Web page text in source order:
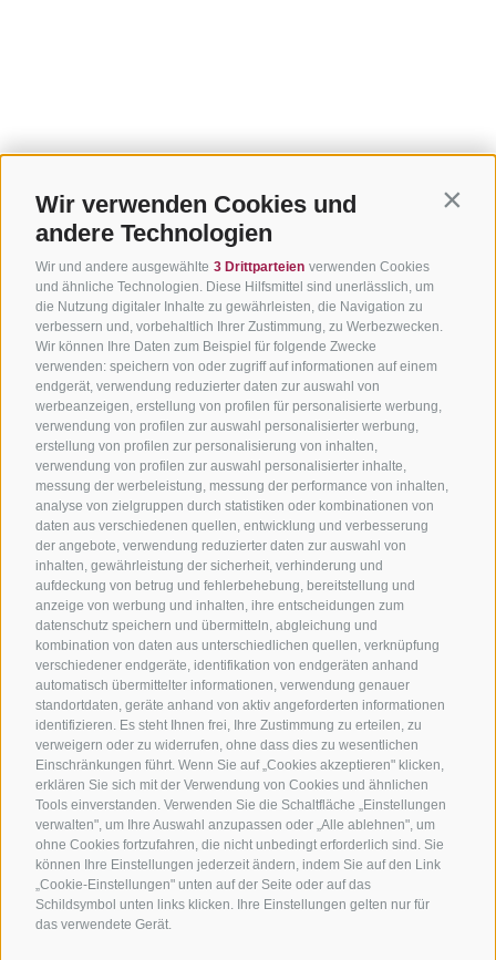
Wir verwenden Cookies und
andere Technologien
Wir und andere ausgewählte 3 Drittparteien verwenden Cookies
und ähnliche Technologien. Diese Hilfsmittel sind unerlässlich, um
die Nutzung digitaler Inhalte zu gewährleisten, die Navigation zu
verbessern und, vorbehaltlich Ihrer Zustimmung, zu Werbezwecken.
Wir können Ihre Daten zum Beispiel für folgende Zwecke
verwenden: speichern von oder zugriff auf informationen auf einem
endgerät, verwendung reduzierter daten zur auswahl von
werbeanzeigen, erstellung von profilen für personalisierte werbung,
verwendung von profilen zur auswahl personalisierter werbung,
erstellung von profilen zur personalisierung von inhalten,
verwendung von profilen zur auswahl personalisierter inhalte,
messung der werbeleistung, messung der performance von inhalten,
analyse von zielgruppen durch statistiken oder kombinationen von
daten aus verschiedenen quellen, entwicklung und verbesserung
der angebote, verwendung reduzierter daten zur auswahl von
inhalten, gewährleistung der sicherheit, verhinderung und
aufdeckung von betrug und fehlerbehebung, bereitstellung und
anzeige von werbung und inhalten, ihre entscheidungen zum
datenschutz speichern und übermitteln, abgleichung und
kombination von daten aus unterschiedlichen quellen, verknüpfung
verschiedener endgeräte, identifikation von endgeräten anhand
automatisch übermittelter informationen, verwendung genauer
standortdaten, geräte anhand von aktiv angeforderten informationen
identifizieren. Es steht Ihnen frei, Ihre Zustimmung zu erteilen, zu
verweigern oder zu widerrufen, ohne dass dies zu wesentlichen
Einschränkungen führt. Wenn Sie auf „Cookies akzeptieren" klicken,
erklären Sie sich mit der Verwendung von Cookies und ähnlichen
Tools einverstanden. Verwenden Sie die Schaltfläche „Einstellungen
verwalten", um Ihre Auswahl anzupassen oder „Alle ablehnen", um
ohne Cookies fortzufahren, die nicht unbedingt erforderlich sind. Sie
können Ihre Einstellungen jederzeit ändern, indem Sie auf den Link
„Cookie-Einstellungen" unten auf der Seite oder auf das
Schildsymbol unten links klicken. Ihre Einstellungen gelten nur für
das verwendete Gerät.